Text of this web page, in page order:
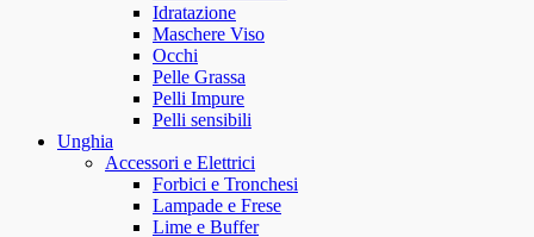
Idratazione
Maschere Viso
Occhi
Pelle Grassa
Pelli Impure
Pelli sensibili
Unghia
Accessori e Elettrici
Forbici e Tronchesi
Lampade e Frese
Lime e Buffer